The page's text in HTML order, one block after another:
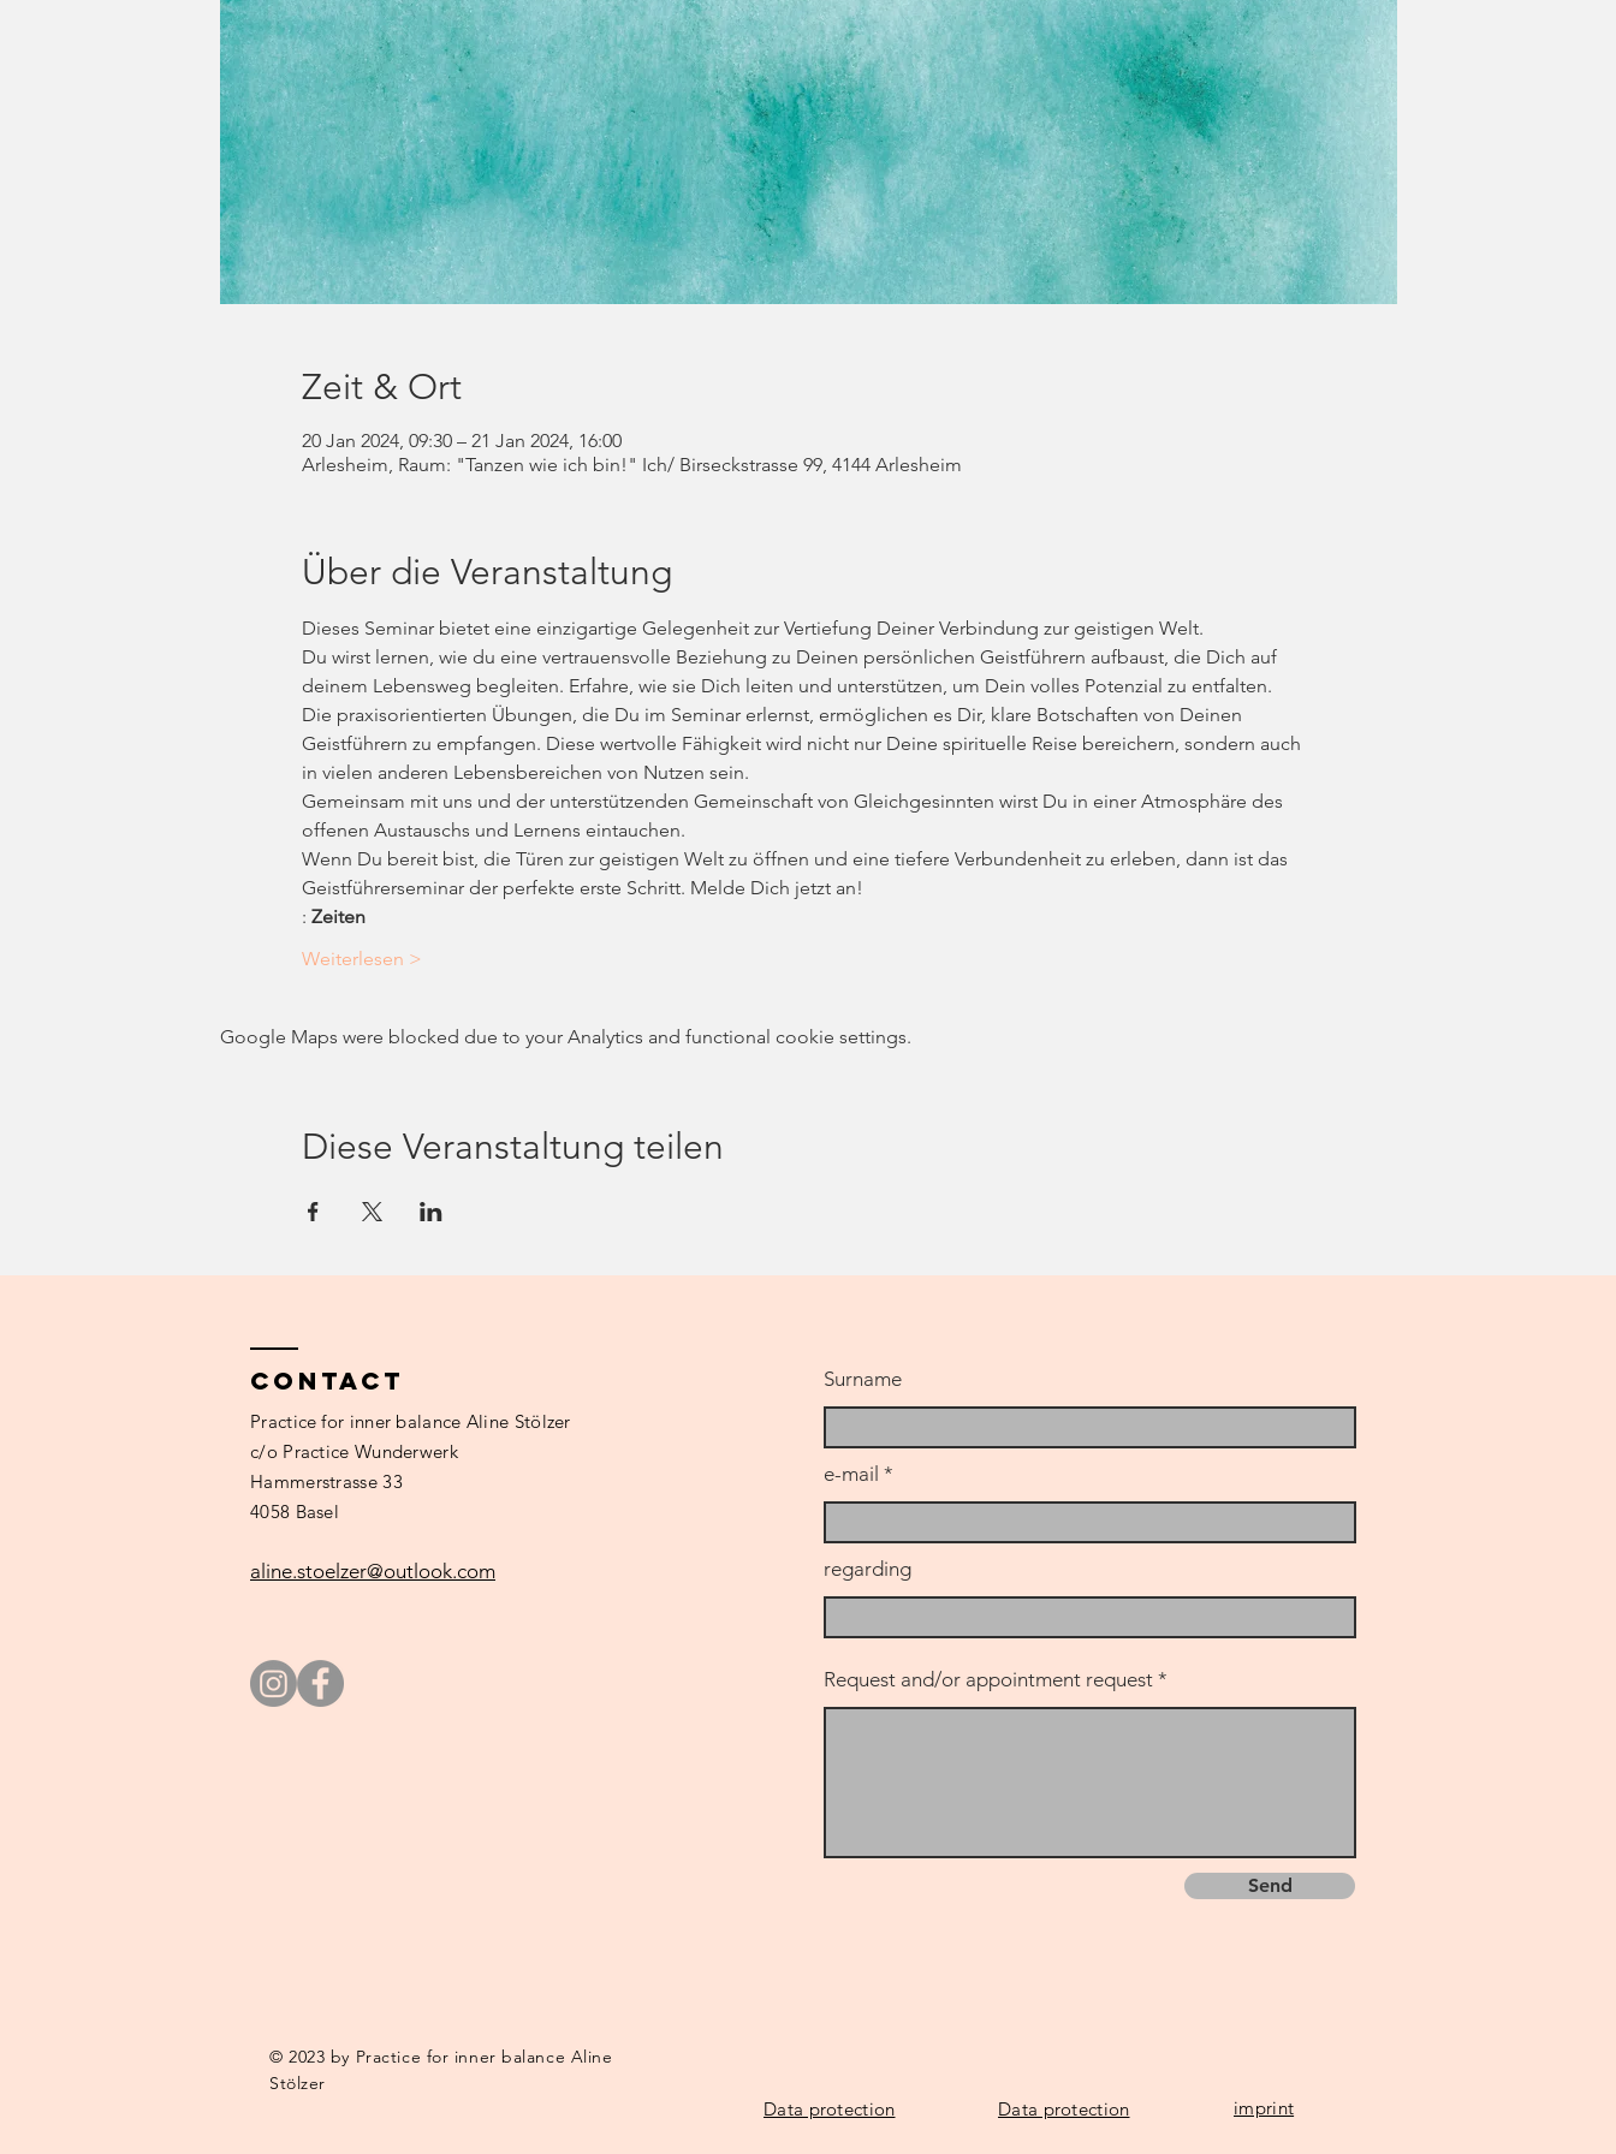
Zeit & Ort
20 Jan 2024, 09:30 – 21 Jan 2024, 16:00
Arlesheim, Raum: "Tanzen wie ich bin!" Ich/ Birseckstrasse 99, 4144 Arlesheim
Über die Veranstaltung
Dieses Seminar bietet eine einzigartige Gelegenheit zur Vertiefung Deiner Verbindung zur geistigen Welt.
Du wirst lernen, wie du eine vertrauensvolle Beziehung zu Deinen persönlichen Geistführern aufbaust, die Dich auf
deinem Lebensweg begleiten. Erfahre, wie sie Dich leiten und unterstützen, um Dein volles Potenzial zu entfalten.
Die praxisorientierten Übungen, die Du im Seminar erlernst, ermöglichen es Dir, klare Botschaften von Deinen
Geistführern zu empfangen. Diese wertvolle Fähigkeit wird nicht nur Deine spirituelle Reise bereichern, sondern auch
in vielen anderen Lebensbereichen von Nutzen sein.
Gemeinsam mit uns und der unterstützenden Gemeinschaft von Gleichgesinnten wirst Du in einer Atmosphäre des
offenen Austauschs und Lernens eintauchen.
Wenn Du bereit bist, die Türen zur geistigen Welt zu öffnen und eine tiefere Verbundenheit zu erleben, dann ist das
Geistführerseminar der perfekte erste Schritt. Melde Dich jetzt an!
: Zeiten
Weiterlesen >
Google Maps were blocked due to your Analytics and functional cookie settings.
Diese Veranstaltung teilen
Contact
Practice for inner balance Aline Stölzer
c/o Practice Wunderwerk
Hammerstrasse 33
4058 Basel
aline.stoelzer@outlook.com
© 2023 by Practice for inner balance Aline
Stölzer
Surname
e-mail
regarding
Request and/or appointment request
Send
Data protection Data protection imprint